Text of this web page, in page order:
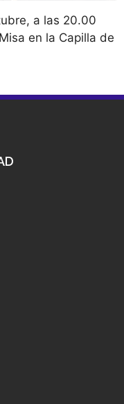
a las 20.00
en la Capilla de